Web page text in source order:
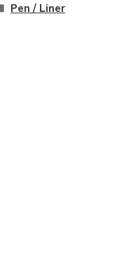
Pen / Liner